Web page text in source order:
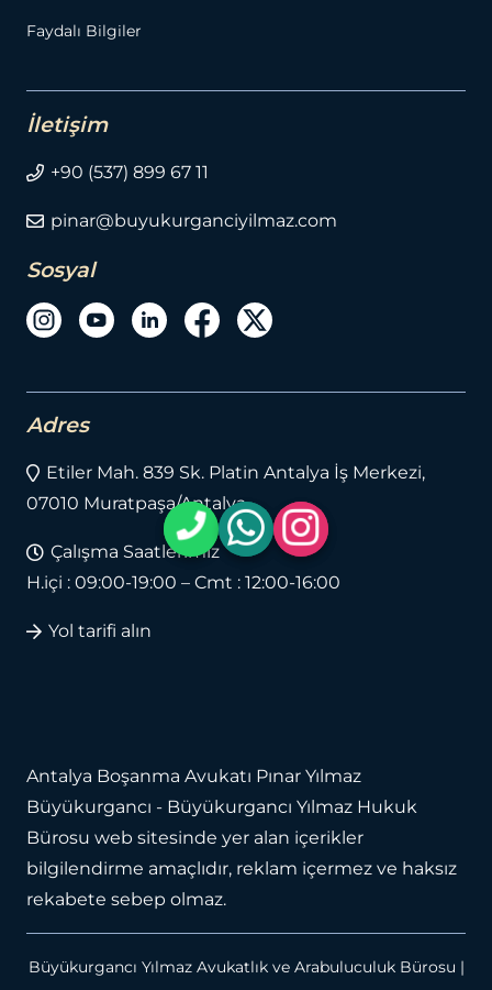
Faydalı Bilgiler
İletişim
+90 (537) 899 67 11
pinar@buyukurganciyilmaz.com
Sosyal
Adres
Etiler Mah. 839 Sk. Platin Antalya İş Merkezi,
07010 Muratpaşa/Antalya
Çalışma Saatlerimiz
H.içi : 09:00-19:00 – Cmt : 12:00-16:00
Yol tarifi alın
Antalya Boşanma Avukatı Pınar Yılmaz
Büyükurgancı - Büyükurgancı Yılmaz Hukuk
Bürosu web sitesinde yer alan içerikler
bilgilendirme amaçlıdır, reklam içermez ve haksız
rekabete sebep olmaz.
Büyükurgancı Yılmaz Avukatlık ve Arabuluculuk Bürosu |